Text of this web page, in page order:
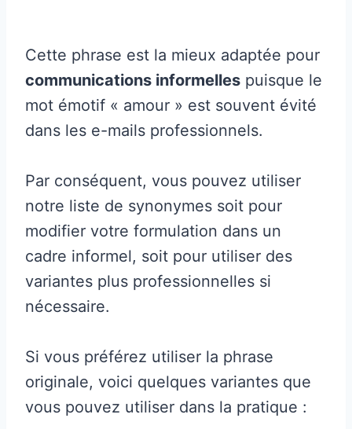
Cette phrase est la mieux adaptée pour
communications informelles puisque le
mot émotif « amour » est souvent évité
dans les e-mails professionnels.
Par conséquent, vous pouvez utiliser
notre liste de synonymes soit pour
modifier votre formulation dans un
cadre informel, soit pour utiliser des
variantes plus professionnelles si
nécessaire.
Si vous préférez utiliser la phrase
originale, voici quelques variantes que
vous pouvez utiliser dans la pratique :